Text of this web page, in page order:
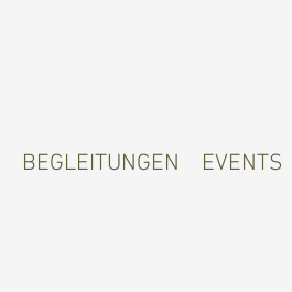
BEGLEITUNGEN EVENTS